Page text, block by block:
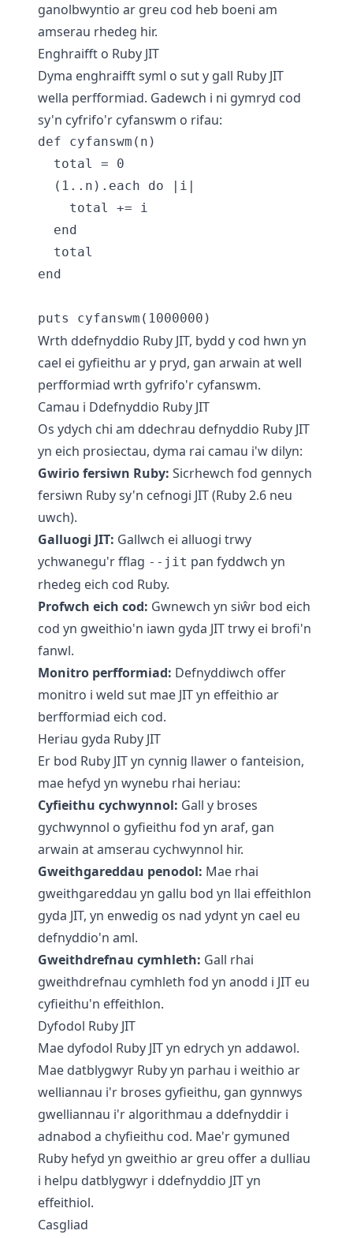
ganolbwyntio ar greu cod heb boeni am
amserau rhedeg hir.
Enghraifft o Ruby JIT
Dyma enghraifft syml o sut y gall Ruby JIT
wella perfformiad. Gadewch i ni gymryd cod
sy'n cyfrifo'r cyfanswm o rifau:
def cyfanswm(n)
  total = 0
  (1..n).each do |i|
    total += i
  end
  total
end
Wrth ddefnyddio Ruby JIT, bydd y cod hwn yn
cael ei gyfieithu ar y pryd, gan arwain at well
perfformiad wrth gyfrifo'r cyfanswm.
Camau i Ddefnyddio Ruby JIT
Os ydych chi am ddechrau defnyddio Ruby JIT
yn eich prosiectau, dyma rai camau i'w dilyn:
Gwirio fersiwn Ruby: Sicrhewch fod gennych
fersiwn Ruby sy'n cefnogi JIT (Ruby 2.6 neu
uwch).
Galluogi JIT: Gallwch ei alluogi trwy
ychwanegu'r fflag --jit pan fyddwch yn
rhedeg eich cod Ruby.
Profwch eich cod: Gwnewch yn siŵr bod eich
cod yn gweithio'n iawn gyda JIT trwy ei brofi'n
fanwl.
Monitro perfformiad: Defnyddiwch offer
monitro i weld sut mae JIT yn effeithio ar
berfformiad eich cod.
Heriau gyda Ruby JIT
Er bod Ruby JIT yn cynnig llawer o fanteision,
mae hefyd yn wynebu rhai heriau:
Cyfieithu cychwynnol: Gall y broses
gychwynnol o gyfieithu fod yn araf, gan
arwain at amserau cychwynnol hir.
Gweithgareddau penodol: Mae rhai
gweithgareddau yn gallu bod yn llai effeithlon
gyda JIT, yn enwedig os nad ydynt yn cael eu
defnyddio'n aml.
Gweithdrefnau cymhleth: Gall rhai
gweithdrefnau cymhleth fod yn anodd i JIT eu
cyfieithu'n effeithlon.
Dyfodol Ruby JIT
Mae dyfodol Ruby JIT yn edrych yn addawol.
Mae datblygwyr Ruby yn parhau i weithio ar
welliannau i'r broses gyfieithu, gan gynnwys
gwelliannau i'r algorithmau a ddefnyddir i
adnabod a chyfieithu cod. Mae'r gymuned
Ruby hefyd yn gweithio ar greu offer a dulliau
i helpu datblygwyr i ddefnyddio JIT yn
effeithiol.
Casgliad